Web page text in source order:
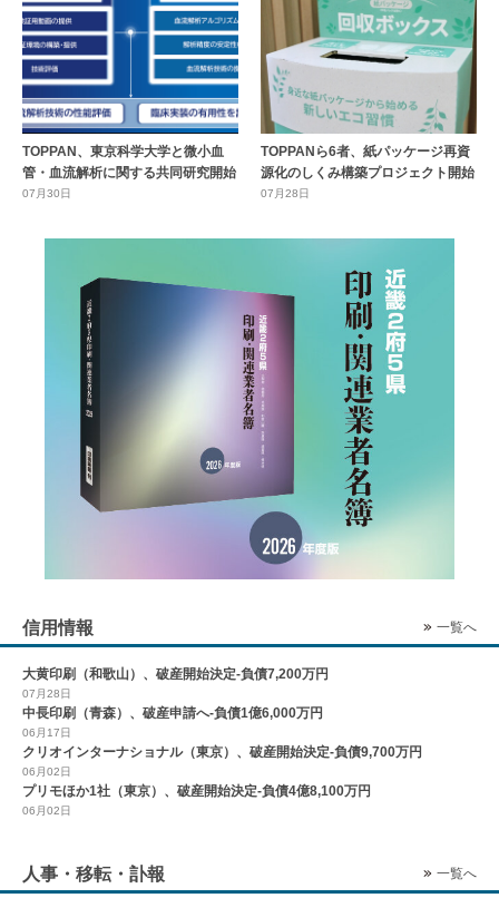
TOPPAN、東京科学大学と微小血
管・血流解析に関する共同研究開始
07月30日
TOPPANら6者、紙パッケージ再資
源化のしくみ構築プロジェクト開始
07月28日
信用情報 一覧へ
大黄印刷（和歌山）、破産開始決定-負債7,200万円
07月28日
中長印刷（青森）、破産申請へ-負債1億6,000万円
06月17日
クリオインターナショナル（東京）、破産開始決定-負債9,700万円
06月02日
プリモほか1社（東京）、破産開始決定-負債4億8,100万円
06月02日
人事・移転・訃報 一覧へ